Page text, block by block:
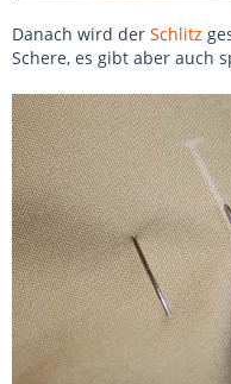
Danach wird der Schlitz
Schere, es gibt aber auch